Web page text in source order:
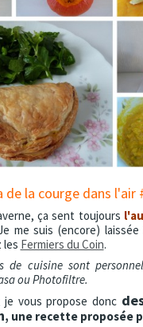
de la courge dans l'air
ça sent toujours
me suis (encore)
les Fermiers du Coin.
de cuisine sont
ou Photofiltre.
je vous propose donc
, une recette proposée